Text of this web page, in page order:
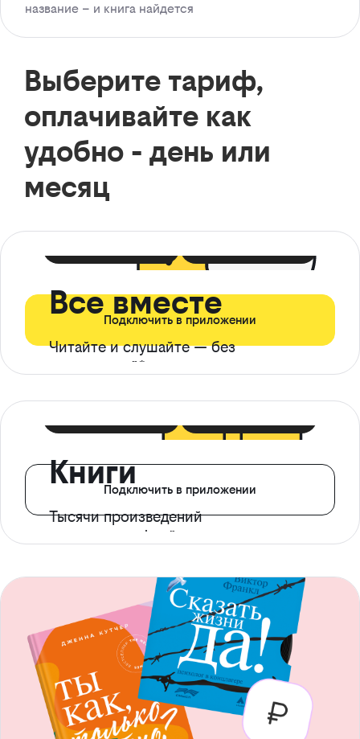
название – и книга найдется
Выберите тариф,
оплачивайте как
удобно - день или
месяц
Все вместе
Читайте и слушайте — без
ограничений*
Подключить в приложении
Книги
Тысячи произведений
с доступом офлайн
Подключить в приложении